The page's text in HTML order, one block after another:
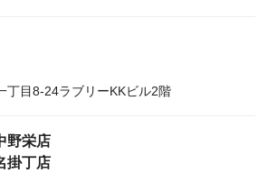
丁目8-24ラブリーKKビル2階
野栄店
掛丁店